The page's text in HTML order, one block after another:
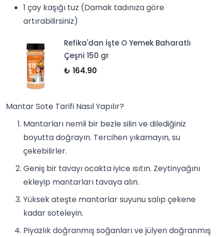
1 çay kaşığı tuz (Damak tadınıza göre
artırabilirsiniz)
Refika'dan İşte O Yemek Baharatlı
Çeşni 150 gr
₺ 164.90
Mantar Sote Tarifi Nasıl Yapılır?
Mantarları nemli bir bezle silin ve dilediğiniz
boyutta doğrayın. Tercihen yıkamayın, su
çekebilirler.
Geniş bir tavayı ocakta iyice ısıtın. Zeytinyağını
ekleyip mantarları tavaya alın.
Yüksek ateşte mantarlar suyunu salıp çekene
kadar soteleyin.
Piyazlık doğranmış soğanları ve jülyen doğranmış